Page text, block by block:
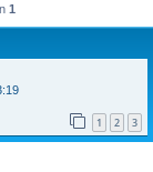
1
1 2 3